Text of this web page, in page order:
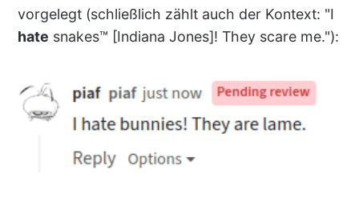
vorgelegt (schließlich zählt auch der Kontext: "I
hate snakes™️ [Indiana Jones]! They scare me."):